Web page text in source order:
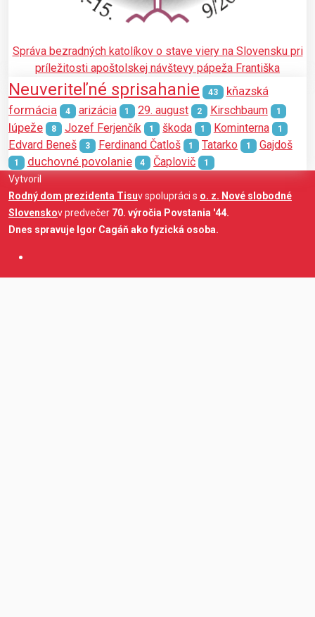
Správa bezradných katolíkov o stave viery na Slovensku pri
príležitosti apoštolskej návštevy pápeža Františka
Neuveriteľné sprisahanie 43
kňazská
formácia
4 arizácia 1 29. august 2 Kirschbaum 1
lúpeže 8 Jozef Ferjenčík 1 škoda 1 Kominterna 1
Edvard Beneš 3 Ferdinand Čatloš 1 Tatarko 1 Gajdoš
1 duchovné povolanie 4 Čaplovič 1
Vytvoril
Rodný dom prezidenta Tisuv spolupráci s o. z. Nové slobodné
Slovenskov predvečer 70. výročia Povstania '44.
Dnes spravuje Igor Cagáň ako fyzická osoba.